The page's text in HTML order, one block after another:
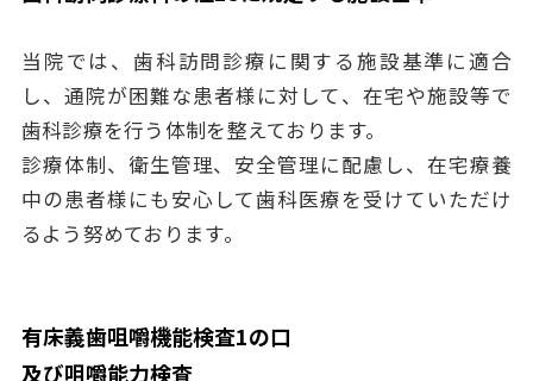
当院では、歯科訪問診療に関する施設基準に適合
し、通院が困難な患者様に対して、在宅や施設等で
歯科診療を行う体制を整えております。
診療体制、衛生管理、安全管理に配慮し、在宅療養
中の患者様にも安心して歯科医療を受けていただけ
るよう努めております。
有床義歯咀嚼機能検査1の口
及び咀嚼能力検査